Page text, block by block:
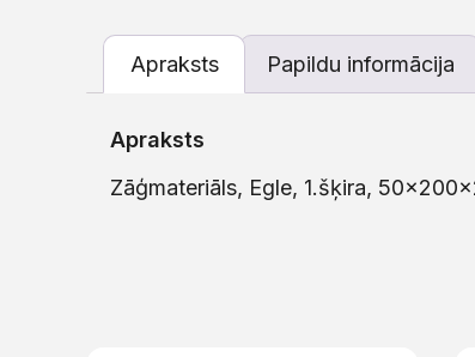
Apraksts Papildu informācija
Apraksts
Zāģmateriāls, Egle, 1.šķira,